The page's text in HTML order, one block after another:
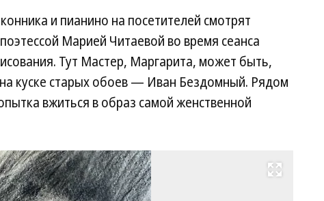
и пианино на посетителей смотрят
Марией Читаевой во время сеанса
Тут Мастер, Маргарита, может быть,
куске старых обоев — Иван Бездомный. Рядом
вжиться в образ самой женственной
Развернуть на весь экран